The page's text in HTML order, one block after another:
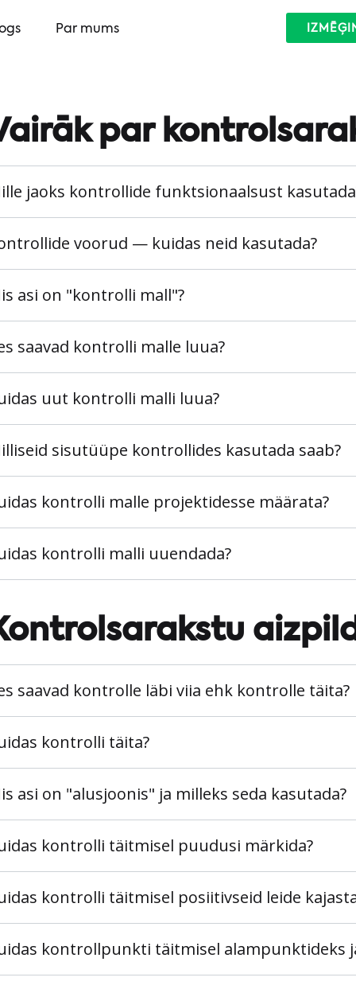
Par mums
par
jaoks kontrollide funktsionaalsust
voorud — kuidas neid kasutada?
asi on "kontrolli mall"?
saavad kontrolli malle luua?
uut kontrolli malli luua?
sisutüüpe kontrollides kasutada saab?
kontrolli malle projektidesse määrata?
kontrolli malli uuendada?
saavad kontrolle läbi viia ehk kontrolle täita?
kontrolli täita?
asi on "alusjoonis" ja milleks seda kasutada?
kontrolli täitmisel puudusi märkida?
kontrolli täitmisel posiitivseid leide
kontrollpunkti täitmisel alampunktideks